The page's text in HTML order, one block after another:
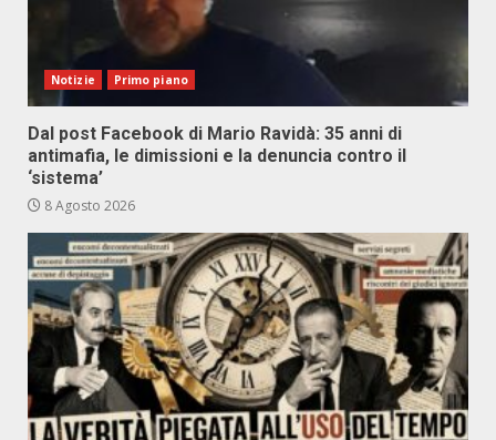
Notizie Primo piano
Dal post Facebook di Mario Ravidà: 35 anni di
antimafia, le dimissioni e la denuncia contro il
‘sistema’
8 Agosto 2026